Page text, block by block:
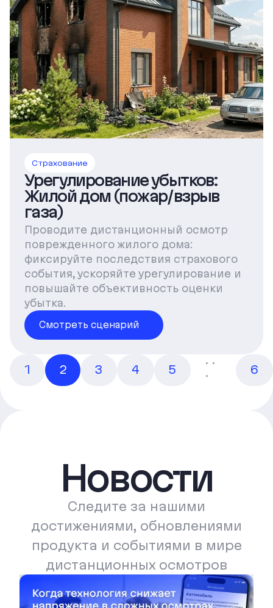
Страхование
Урегулирование убытков:
Жилой дом (пожар/взрыв
газа)
Проводите дистанционный осмотр
поврежденного жилого дома:
фиксируйте последствия страхового
события, ускоряйте урегулирование и
повышайте объективность оценки
убытка.
Смотреть сценарий
1 2 3 4 5
· ·
·
6
Новости
Следите за нашими
достижениями, обновлениями
продукта и событиями в мире
дистанционных осмотров